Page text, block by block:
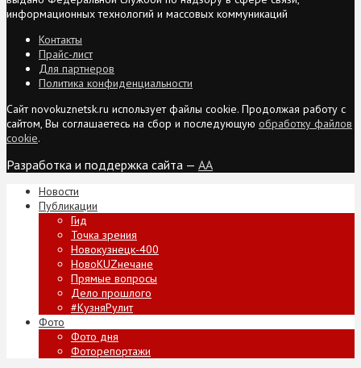
информационных технологий и массовых коммуникаций
Контакты
Прайс-лист
Для партнеров
Политика конфиденциальности
Сайт novokuznetsk.ru использует файлы cookie. Продолжая работу с
сайтом, Вы соглашаетесь на сбор и последующую обработку файлов
cookie.
Разработка и поддержка сайта — AA
Новости
Публикации
Гид
Точка зрения
Новокузнецк-400
НовоKUZнечане
Прямые вопросы
Дело прошлого
#КузняРулит
Фото
Фото дня
Фоторепортажи